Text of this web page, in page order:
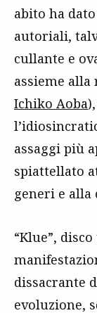
abito ha
autoriali,
cullante e
assieme alla
Ichiko Aoba
assaggi più
spiattellato
generi e alla
“Klue”,
dissacrante
evoluzione,